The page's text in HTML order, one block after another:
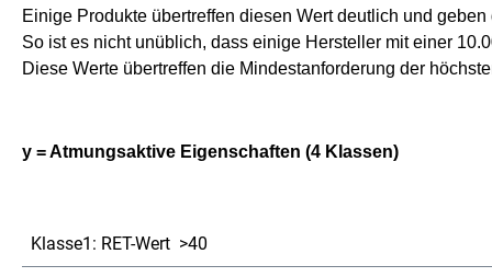
Einige Produkte übertreffen diesen Wert deutlich und
So ist es nicht unüblich, dass einige Hersteller mit einer
Diese Werte übertreffen die Mindestanforderung der
y = Atmungsaktive Eigenschaften (4 Klassen)
Klasse1: RET-Wert >40